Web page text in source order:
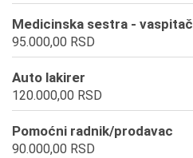
Medicinska sestra - vaspitač
95.000,00 RSD
Auto lakirer
120.000,00 RSD
Pomoćni radnik/prodavac
90.000,00 RSD